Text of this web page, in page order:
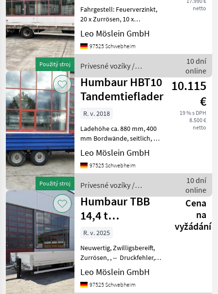
Použitý stroj
netto
Fahrgestell: Feuerverzinkt,
20 x Zurrösen, 10 x
Rungentaschen, Ladehöhe:
900 mm, , Fahrzeug wird im
Bankauftrag verkauft., , --
Ände
Leo Möslein GmbH
97525 Schwebheim
Privesné vozíky /
Humbaur
10 dní
online
Použitý stroj
Humbaur HBT10
Tandemtieflader
10.115
€
19 % s DPH
8.500 €
netto
R. v. 2018
Ladehöhe ca. 880 mm, 400
mm Bordwände, seitlich, 8
x Zurrösen, , Fahrzeug wird
im Auftrag verkauft., , --
Druckfehler, Irrtümer und
Mus
Leo Möslein GmbH
97525 Schwebheim
Privesné vozíky /
Humbaur
10 dní
online
Humbaur TBB
14,4 t
Tandemtieflader
7,20 m lang,
Neuwerti
Cena
na
vyžádání
R. v. 2025
Neuwertig, Zwilligsbereift,
Zurrösen, , -- Druckfehler,
Irrtümer und Änderungen
vorbehalten, Muster-
Bilder --, Mehr Daten unter:
Leo Möslein GmbH
97525 Schwebheim